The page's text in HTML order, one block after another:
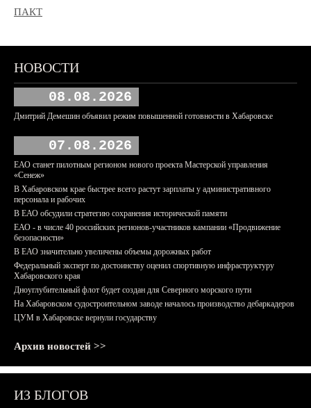
ПАКТ
НОВОСТИ
08.08.2026
Дмитрий Демешин объявил режим повышенной готовности в Хабаровске
07.08.2026
ЕАО станет пилотным регионом нового проекта Мастерской управления
«Сенеж»
В Хабаровском крае быстрее всего растут зарплаты у административного
персонала и рабочих
В ЕАО обсудили стратегию сохранения исторической памяти
ЕАО - в числе 40 российских регионов-участников кампании «Продвижение
безопасности»
В ЕАО значительно увеличены объемы дорожных работ
Федеральный эксперт по достоинству оценил спортивную инфраструктуру
Хабаровского края
Дноуглубительный флот будет создан для Северного морского пути
На Хабаровском судостроительном заводе началось производство дебаркадеров
ЦУМ в Хабаровске вернули государству
Архив новостей >>
ИЗ БЛОГОВ